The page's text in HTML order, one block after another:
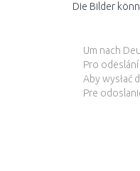
Die Bilder
Um nach
Pro
Aby wysłać
Pre